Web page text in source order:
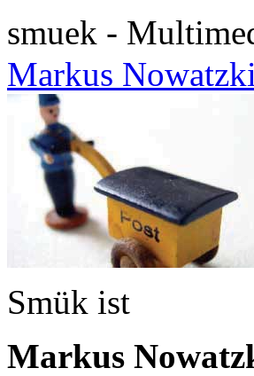
smuek -
Markus Nowatzki
Smük ist
Markus